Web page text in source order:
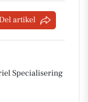
artikel
Specialisering